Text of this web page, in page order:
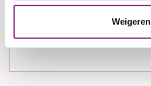
Weigeren
Adres